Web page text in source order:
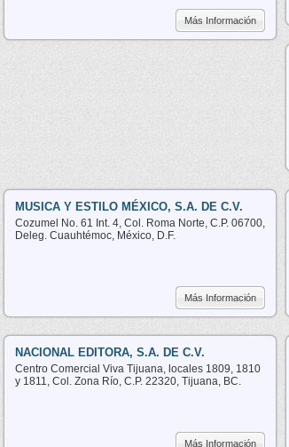
Más Información
MUSICA Y ESTILO MÉXICO, S.A. DE C.V.
Cozumel No. 61 Int. 4, Col. Roma Norte, C.P. 06700,
Deleg. Cuauhtémoc, México, D.F.
Más Información
NACIONAL EDITORA, S.A. DE C.V.
Centro Comercial Viva Tijuana, locales 1809, 1810
y 1811, Col. Zona Río, C.P. 22320, Tijuana, BC.
Más Información